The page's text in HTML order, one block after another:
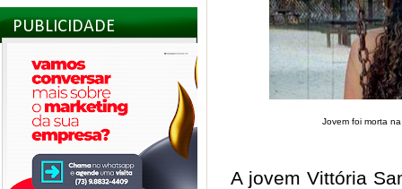
PUBLICIDADE
Jovem foi morta
A jovem Vittória